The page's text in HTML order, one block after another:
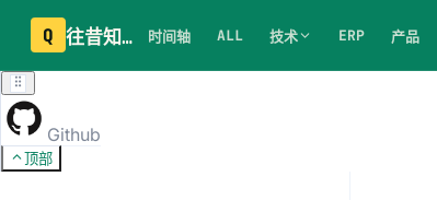
Q 往昔知识库 时间轴 ALL 技术 ERP 产品
Github
顶部